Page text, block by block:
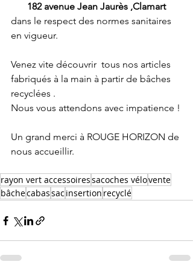
182 avenue Jean Jaurès ,Clamart
dans le respect des normes sanitaires
en vigueur.
Venez vite découvrir  tous nos articles
fabriqués à la main à partir de bâches
recyclées .
Nous vous attendons avec impatience !
Un grand merci à ROUGE HORIZON de
nous accueillir.
rayon vert accessoiressacoches vélovente
bâchecabassac insertion recyclé